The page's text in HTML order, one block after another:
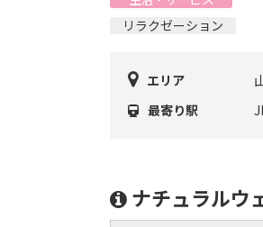
リラクゼーション
エリア
最寄り駅
ナチュラルウ